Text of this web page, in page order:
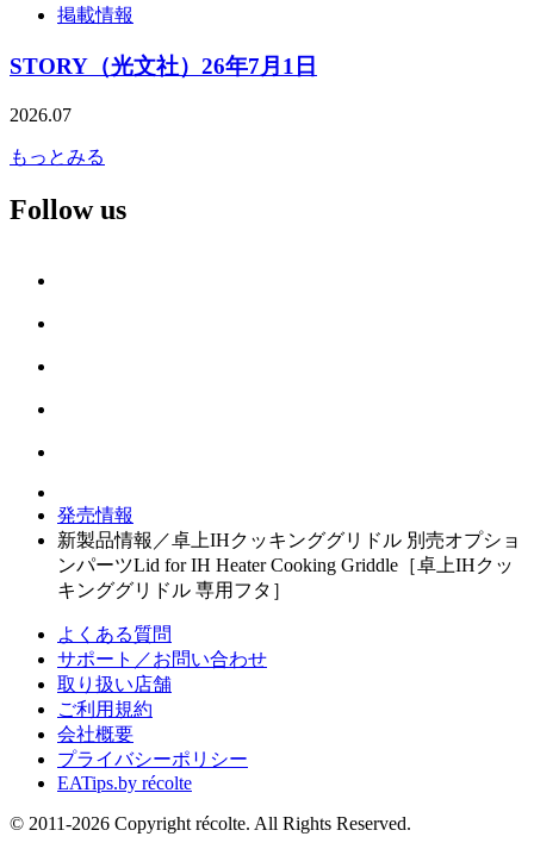
掲載情報
STORY（光文社）26年7月1日
2026.07
もっとみる
Follow us
発売情報
新製品情報／卓上IHクッキンググリドル 別売オプショ
ンパーツLid for IH Heater Cooking Griddle［卓上IHクッ
キンググリドル 専用フタ］
よくある質問
サポート／お問い合わせ
取り扱い店舗
ご利用規約
会社概要
プライバシーポリシー
EATips.by récolte
© 2011-2026 Copyright récolte. All Rights Reserved.